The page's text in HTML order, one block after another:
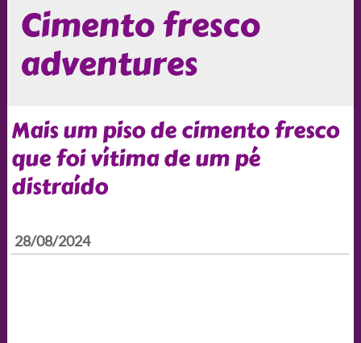
Cimento fresco
adventures
Mais um piso de cimento fresco
que foi vítima de um pé
distraído
28/08/2024